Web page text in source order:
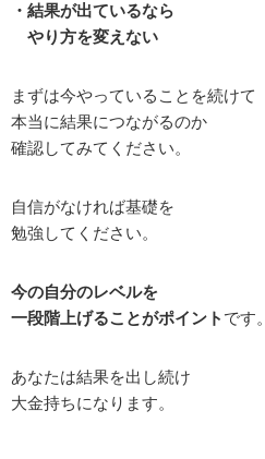
・結果が出ているなら
やり方を変えない
まずは今やっていることを続けて
本当に結果につながるのか
確認してみてください。
自信がなければ基礎を
勉強してください。
今の自分のレベルを
一段階上げることがポイント です。
あなたは結果を出し続け
大金持ちになります。